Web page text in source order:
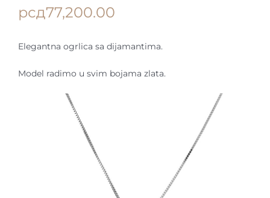
Nakit
Babic Diamond
рсд77,200.00
Elegantna ogrlica sa dijamantima.
Model radimo u svim bojama zlata.